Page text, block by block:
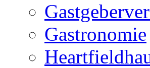
Gastronomie